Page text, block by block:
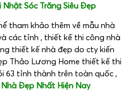
Sóc Trăng Siêu Đẹp
tham khảo thêm về mẫu nhà
các tỉnh , thiết kế thi công nhà
thiết kế nhà đẹp do cty kiến
Thảo Lương Home thiết kế thi
63 tỉnh thành trên toàn quốc ,
Đẹp Nhất Hiện Nay